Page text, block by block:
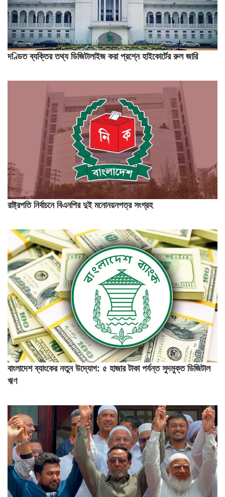
দণ্ডিত ব্যক্তির তথ্য ডিজিটালাইজ করা প্রশ্নে হাইকোর্টের রুল জারি
রাষ্ট্রপতি নির্বাচনে বিএনপির দুই মনোনয়নপত্র সংগ্রহ
বাংলাদেশ ব্যাংকের নতুন উদ্যোগ: ৫ হাজার টাকা পর্যন্ত সুদমুক্ত ডিজিটাল
ঋণ